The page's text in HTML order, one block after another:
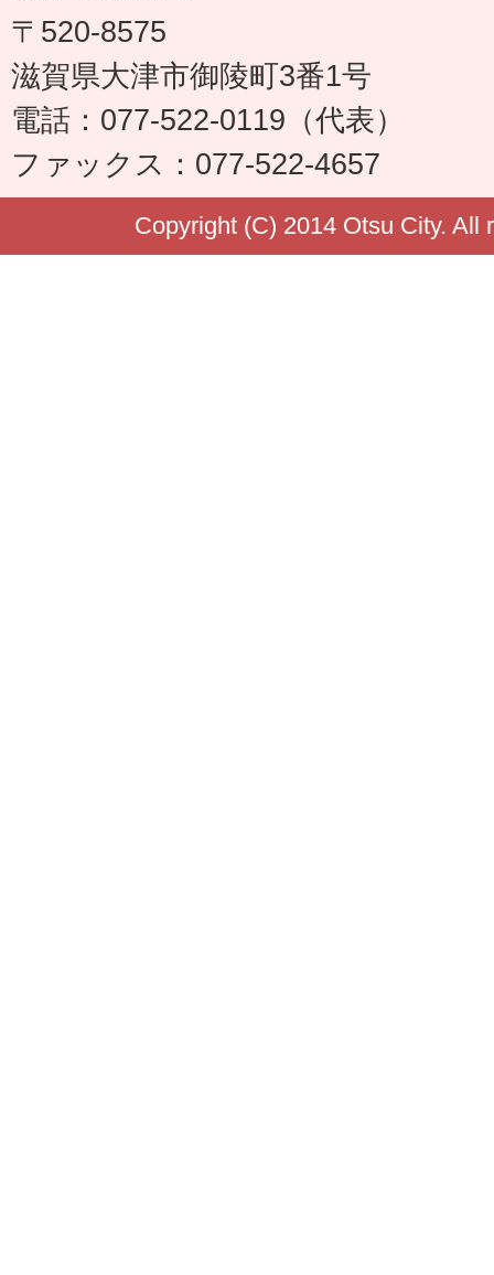
〒520-8575
滋賀県大津市御陵町3番1号
電話：077-522-0119（代表）
ファックス：077-522-4657
Copyright (C) 2014 Otsu City. All